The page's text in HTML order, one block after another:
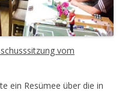
vom
ein Resümee über die in